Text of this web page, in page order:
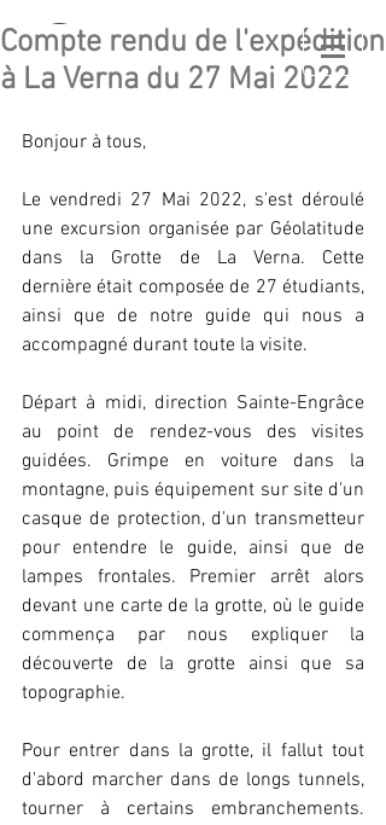
GÉOLATITUDE
GEOLOGICAL ASSOCIATION
Compte rendu de l'expédition
à La Verna du 27 Mai 2022
Bonjour à tous,
Le vendredi 27 Mai 2022, s'est déroulé
une excursion organisée par Géolatitude
dans la Grotte de La Verna. Cette
dernière était composée de 27 étudiants,
ainsi que de notre guide qui nous a
accompagné durant toute la visite.
Départ à midi, direction Sainte-Engrâce
au point de rendez-vous des visites
guidées. Grimpe en voiture dans la
montagne, puis équipement sur site d'un
casque de protection, d'un transmetteur
pour entendre le guide, ainsi que de
lampes frontales. Premier arrêt alors
devant une carte de la grotte, où le guide
commença par nous expliquer la
découverte de la grotte ainsi que sa
topographie.
Pour entrer dans la grotte, il fallut tout
d'abord marcher dans de longs tunnels,
tourner à certains embranchements.